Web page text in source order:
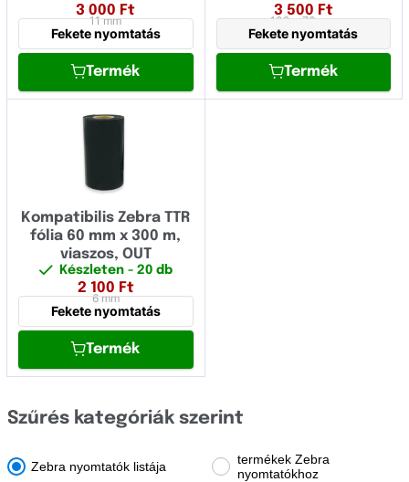
Novus
Panasonic
Pantum
Papyrus
Printronix
Sharp
Star Micronics
3 000 Ft
11 mm
Fekete nyomtatás
Termék
3 500 Ft
102 x 76 mm
Fekete nyomtatás
Termék
Kompatibilis Zebra TTR
fólia 60 mm x 300 m,
viaszos, OUT
Készleten - 20 db
2 100 Ft
6 mm
Fekete nyomtatás
Termék
Szűrés kategóriák szerint
Zebra nyomtatók listája
termékek Zebra
nyomtatókhoz